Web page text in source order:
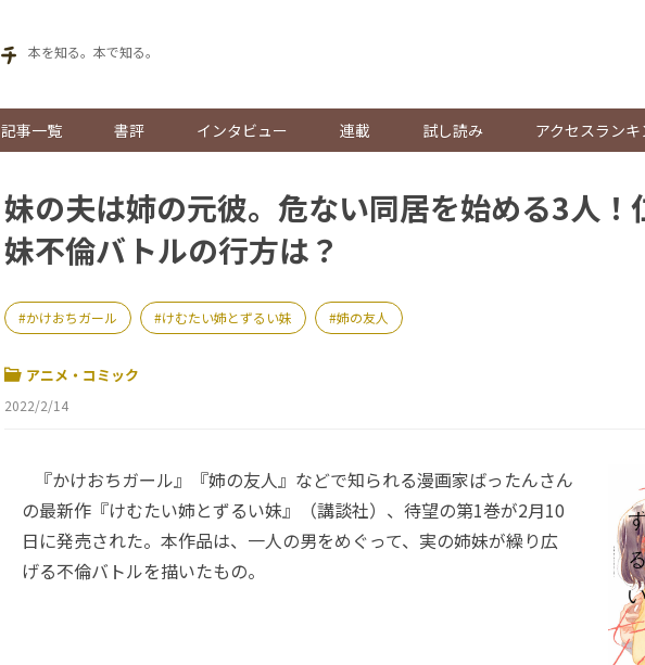
本を知る。本で知る。
記事一覧 書評 インタビュー 連載 試し読み アクセスランキ
妹の夫は姉の元彼。危ない同居を始める3人！
妹不倫バトルの行方は？
かけおちガール けむたい姉とずるい妹 姉の友人
アニメ・コミック
2022/2/14
『かけおちガール』『姉の友人』などで知られる漫画家ばったんさん
の最新作『けむたい姉とずるい妹』（講談社）、待望の第1巻が2月10
日に発売された。本作品は、一人の男をめぐって、実の姉妹が繰り広
げる不倫バトルを描いたもの。